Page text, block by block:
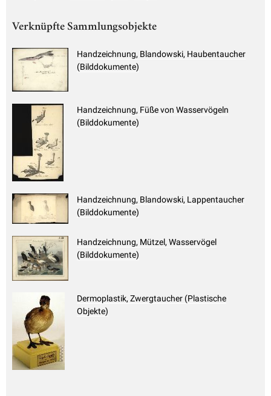
Verknüpfte Sammlungsobjekte
Handzeichnung, Blandowski, Haubentaucher
(Bilddokumente)
Handzeichnung, Füße von Wasservögeln
(Bilddokumente)
Handzeichnung, Blandowski, Lappentaucher
(Bilddokumente)
Handzeichnung, Mützel, Wasservögel
(Bilddokumente)
Dermoplastik, Zwergtaucher (Plastische
Objekte)